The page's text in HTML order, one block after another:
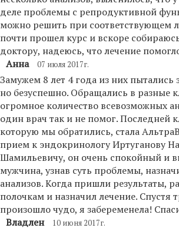
деле проблемы с репродуктивной
можно решить при соответствующем
почти прошел курс и вскоре
доктору, надеюсь, что лечение
Анна
07 июля 2017г.
Замужем 8 лет 4 года из них пытались
но безуспешно. Обращались в разные
огромное количество всевозможных
один врач так и не помог. Последней
которую мы обратились, стала
прием к эндокринологу Иртуганову
Шамильевичу, он очень спокойный и
мужчина, узнав суть проблемы,
анализов. Когда пришли результаты,
полочкам и назначил лечение. Спустя
произошло чудо, я забеременела!
Владлен
10 июня 2017г.